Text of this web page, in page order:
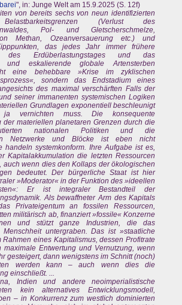
", in: Junge Welt am 15.9.2025 (S. 12f)
von bereits sechs von neun identifizierten
(Verlust des
Pol- und Gletscherschmelze,
Methan, Ozeanversauerung etc.) und
das jedes Jahr immer frühere
des Erdüberlastungstages und das
und eskalierende globale Artensterben
eine behebbare »Krise im zyklischen
sondern das Endstadium eines
des maximal verschärften Falls der
seiner immanenten systemischen Logiken
Grundlagen exponentiell beschleunigt
vernichten muss. Die konsequente
der materiellen planetaren Grenzen durch die
nationalen Politiken und die
Netzwerke und Blöcke ist eben nicht
handeln systemkonform. Ihre Aufgabe ist es,
Kapitalakkumulation die letzten Ressourcen
auch wenn dies den Kollaps der ökologischen
bedeutet. Der bürgerliche Staat ist hier
»Moderator« in der Funktion des »ideellen
Er ist integraler Bestandteil der
Als bewaffneter Arm des Kapitals
Privateigentum an fossilen Ressourcen,
militärisch ab, finanziert »fossile« Konzerne
und stützt ganze Industrien, die das
untergraben. Das ist »staatliche
Rahmen eines Kapitalismus, dessen Profitrate
maximale Entwertung und Vernutzung, wenn
gesteigert, dann wenigstens im Schnitt (noch)
werden kann – auch wenn dies die
einschließt. ...
Indien und andere neoimperialistische
kein alternatives Entwicklungsmodell,
– in Konkurrenz zum westlich dominierten